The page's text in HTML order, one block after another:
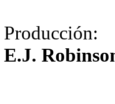
Producción:
E.J.